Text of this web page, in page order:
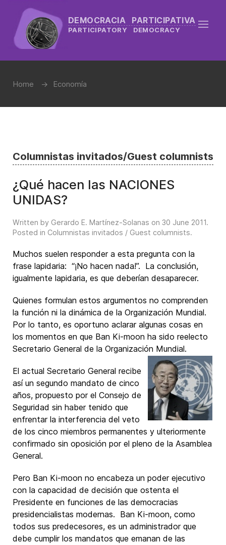
DEMOCRACIA PARTICIPATIVA
PARTICIPATORY DEMOCRACY
Home Economía
Columnistas invitados/Guest columnists
¿Qué hacen las NACIONES
UNIDAS?
Written by Gerardo E. Martínez-Solanas on 30 June 2011.
Posted in Columnistas invitados / Guest columnists.
Muchos suelen responder a esta pregunta con la
frase lapidaria: “¡No hacen nada!”. La conclusión,
igualmente lapidaria, es que deberían desaparecer.
Quienes formulan estos argumentos no comprenden
la función ni la dinámica de la Organización Mundial.
Por lo tanto, es oportuno aclarar algunas cosas en
los momentos en que Ban Ki-moon ha sido reelecto
Secretario General de la Organización Mundial.
El actual Secretario General recibe
así un segundo mandato de cinco
años, propuesto por el Consejo de
Seguridad sin haber tenido que
enfrentar la interferencia del veto
de los cinco miembros permanentes y ulteriormente
confirmado sin oposición por el pleno de la Asamblea
General.
Pero Ban Ki-moon no encabeza un poder ejecutivo
con la capacidad de decisión que ostenta el
Presidente en funciones de las democracias
presidencialistas modernas. Ban Ki-moon, como
todos sus predecesores, es un administrador que
debe cumplir los mandatos que emanan de las